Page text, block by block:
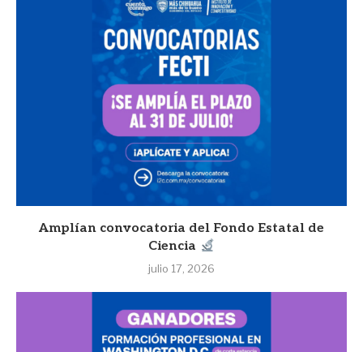
Amplían convocatoria del Fondo Estatal de
Ciencia
julio 17, 2026